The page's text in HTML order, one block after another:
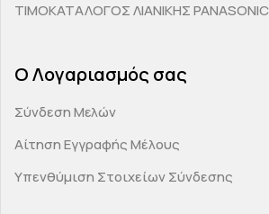
ΤΙΜΟΚΑΤΑΛΟΓΟΣ ΛΙΑΝΙΚΗΣ PANASONIC
Ο Λογαριασμός σας
Σύνδεση Μελών
Αίτηση Εγγραφής Μέλους
Υπενθύμιση Στοιχείων Σύνδεσης